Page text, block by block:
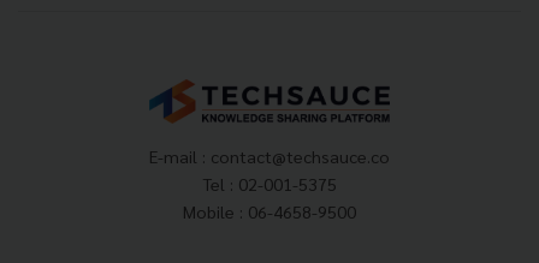
E-mail : contact@techsauce.co
Tel : 02-001-5375
Mobile : 06-4658-9500